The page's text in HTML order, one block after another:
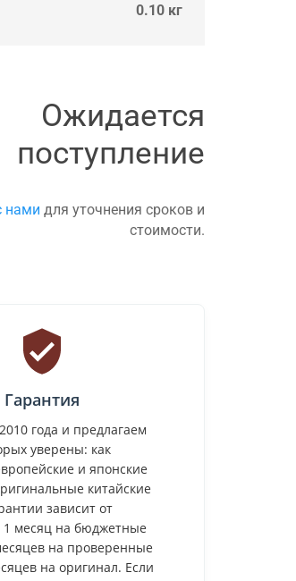
0.10 кг
Ожидается
поступление
нами для уточнения сроков и
стоимости.
Гарантия
года и предлагаем
уверены: как
и японские
китайские
зависит от
1 месяц на бюджетные
на проверенные
на оригинал. Если